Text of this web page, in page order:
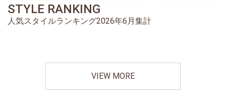
STYLE RANKING
人気スタイルランキング2026年6月集計
VIEW MORE